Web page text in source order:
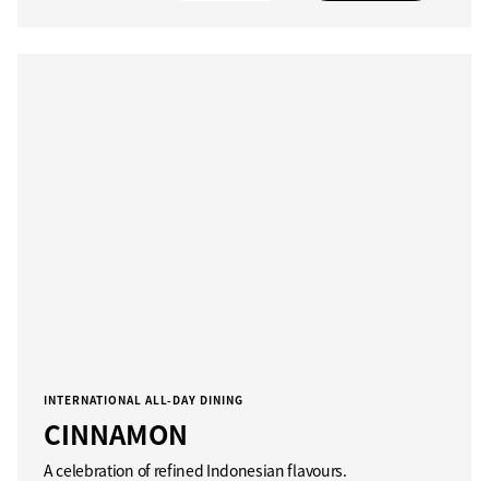
INTERNATIONAL ALL-DAY DINING
CINNAMON
A celebration of refined Indonesian flavours.